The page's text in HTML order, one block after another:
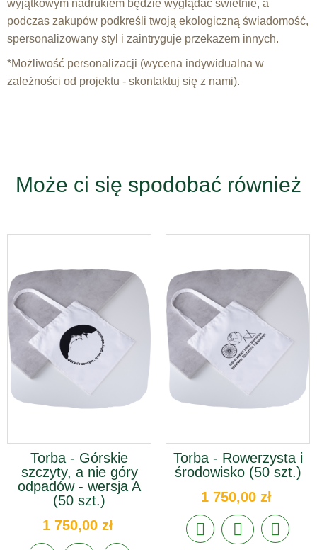
wyjątkowym nadrukiem będzie wyglądać świetnie, a
podczas zakupów podkreśli twoją ekologiczną świadomość,
spersonalizowany styl i zaintryguje przekazem innych.
*Możliwość personalizacji (wycena indywidualna w
zależności od projektu - skontaktuj się z nami).
Może ci się spodobać również
Torba - Górskie
szczyty, a nie góry
odpadów - wersja A
(50 szt.)
1 750,00 zł
Torba - Rowerzysta i
środowisko (50 szt.)
1 750,00 zł